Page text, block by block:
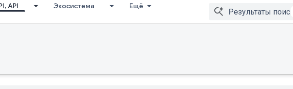
API Экосистема Ещё